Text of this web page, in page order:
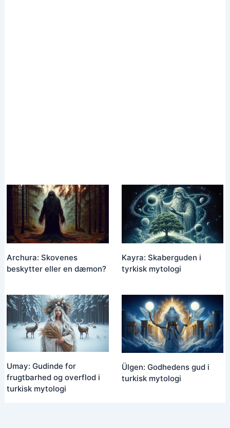
Archura: Skovenes
beskytter eller en dæmon?
Kayra: Skaberguden i
tyrkisk mytologi
Umay: Gudinde for
frugtbarhed og overflod i
turkisk mytologi
Ülgen: Godhedens gud i
turkisk mytologi